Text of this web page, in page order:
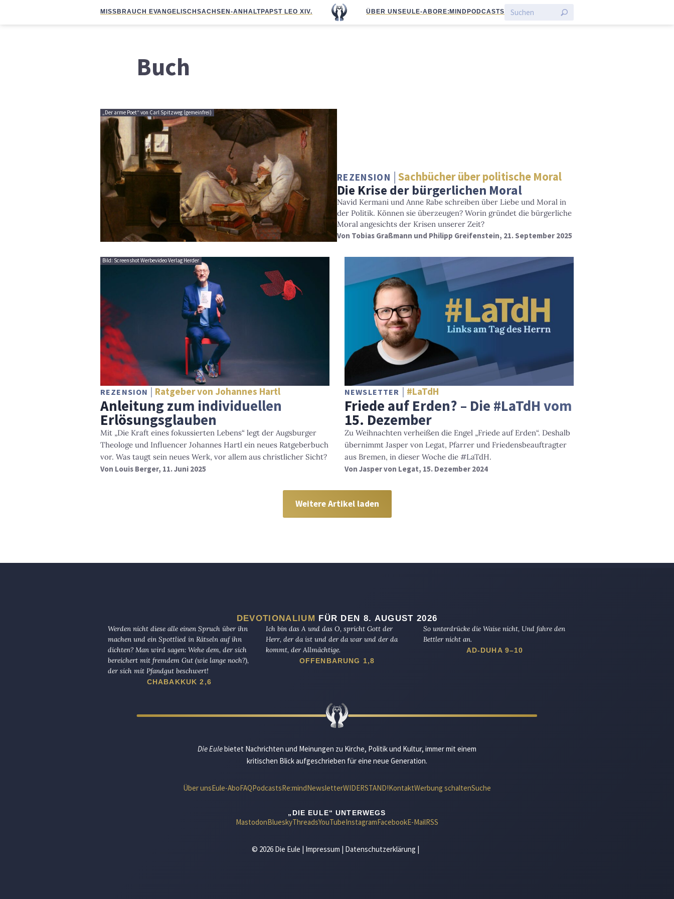
MISSBRAUCH EVANGELISCHSACHSEN-ANHALTPAPST LEO XIV. ÜBER UNS EULE-ABO RE:MIND PODCASTS
Buch
„Der arme Poet“ von Carl Spitzweg (gemeinfrei)
REZENSION Sachbücher über politische Moral
Die Krise der bürgerlichen Moral
Navid Kermani und Anne Rabe schreiben über Liebe und Moral in
der Politik. Können sie überzeugen? Worin gründet die bürgerliche
Moral angesichts der Krisen unserer Zeit?
Von Tobias Graßmann und Philipp Greifenstein, 21. September 2025
Bild: Screenshot Werbevideo Verlag Herder
REZENSION Ratgeber von Johannes Hartl
Anleitung zum individuellen
Erlösungsglauben
Mit „Die Kraft eines fokussierten Lebens“ legt der Augsburger
Theologe und Influencer Johannes Hartl ein neues Ratgeberbuch
vor. Was taugt sein neues Werk, vor allem aus christlicher Sicht?
Von Louis Berger, 11. Juni 2025
NEWSLETTER #LaTdH
Friede auf Erden? – Die #LaTdH vom
15. Dezember
Zu Weihnachten verheißen die Engel „Friede auf Erden“. Deshalb
übernimmt Jasper von Legat, Pfarrer und Friedensbeauftragter
aus Bremen, in dieser Woche die #LaTdH.
Von Jasper von Legat, 15. Dezember 2024
Weitere Artikel laden
DEVOTIONALIUM
FÜR DEN 8. AUGUST 2026
Werden nicht diese alle einen Spruch über ihn
machen und ein Spottlied in Rätseln auf ihn
dichten? Man wird sagen: Wehe dem, der sich
bereichert mit fremdem Gut (wie lange noch?),
der sich mit Pfandgut beschwert!
CHABAKKUK 2,6
Ich bin das A und das O, spricht Gott der
Herr, der da ist und der da war und der da
kommt, der Allmächtige.
OFFENBARUNG 1,8
So unterdrücke die Waise nicht, Und fahre den
Bettler nicht an.
AD-DUHA 9–10
Die Eulebietet Nachrichten und Meinungen zu Kirche, Politik und Kultur, immer mit einem
kritischen Blick aufgeschrieben für eine neue Generation.
Über unsEule-AboFAQPodcastsRe:mindNewsletterWIDERSTAND!KontaktWerbung schaltenSuche
„DIE EULE“ UNTERWEGS
MastodonBlueskyThreadsYouTubeInstagramFacebookE-MailRSS
© 2026 Die Eule | Impressum Datenschutzerklärung